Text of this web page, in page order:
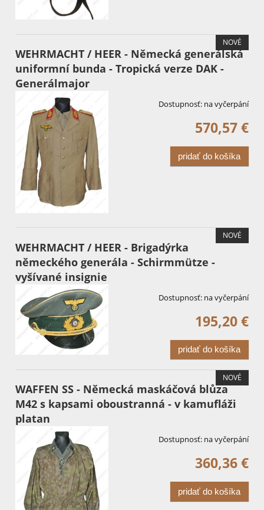
WEHRMACHT / HEER - Německá generálská
uniformní bunda - Tropická verze DAK -
Generálmajor
Dostupnosť: na vyčerpání
570,57 €
pridať do košíka
NOVÉ
WEHRMACHT / HEER - Brigadýrka
německého generála - Schirmmütze -
vyšívané insignie
Dostupnosť: na vyčerpání
195,20 €
pridať do košíka
NOVÉ
WAFFEN SS - Německá maskáčová blůza
M42 s kapsami oboustranná - v kamufláži
platan
Dostupnosť: na vyčerpání
360,36 €
pridať do košíka
NOVÉ